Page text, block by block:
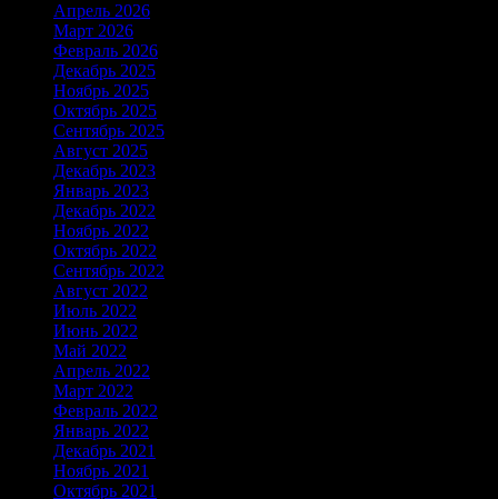
Апрель 2026
Март 2026
Февраль 2026
Декабрь 2025
Ноябрь 2025
Октябрь 2025
Сентябрь 2025
Август 2025
Декабрь 2023
Январь 2023
Декабрь 2022
Ноябрь 2022
Октябрь 2022
Сентябрь 2022
Август 2022
Июль 2022
Июнь 2022
Май 2022
Апрель 2022
Март 2022
Февраль 2022
Январь 2022
Декабрь 2021
Ноябрь 2021
Октябрь 2021